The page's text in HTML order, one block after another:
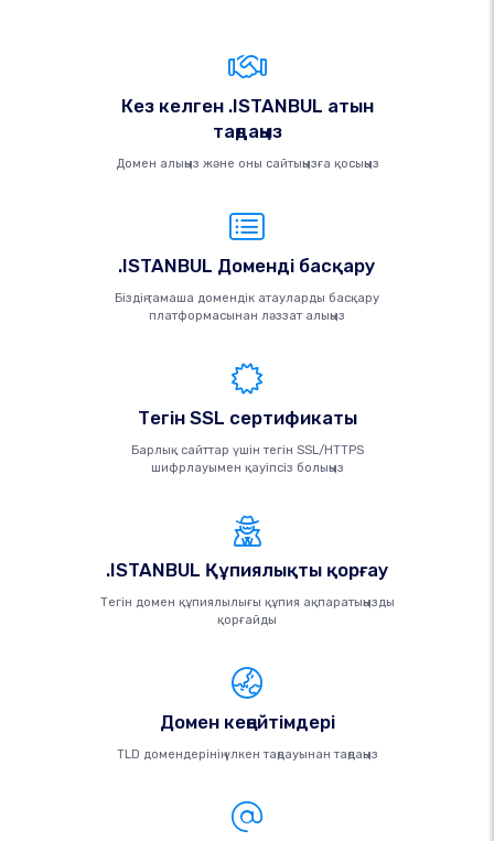
Кез келген .ISTANBUL атын
таңдаңыз
Домен алыңыз және оны сайтыңызға қосыңыз
.ISTANBUL Доменді басқару
Біздің тамаша домендік атауларды басқару
платформасынан ләззат алыңыз
Тегін SSL сертификаты
Барлық сайттар үшін тегін SSL/HTTPS
шифрлауымен қауіпсіз болыңыз
.ISTANBUL Құпиялықты қорғау
Тегін домен құпиялылығы құпия ақпаратыңызды
қорғайды
Домен кеңейтімдері
TLD домендерінің үлкен таңдауынан таңдаңыз